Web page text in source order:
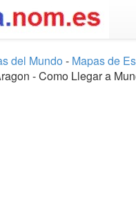
del Mundo - Mapas de
- Como Llegar a